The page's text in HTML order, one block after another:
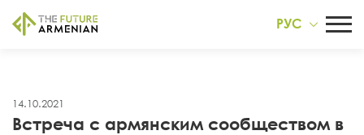
РУС
14.10.2021
Встреча с армянским сообществом в